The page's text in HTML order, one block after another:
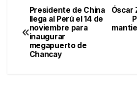
Navegación
de
entradas
Óscar
Presidente de China
llega al Perú el 14 de
noviembre para
inaugurar
megapuerto de
Chancay